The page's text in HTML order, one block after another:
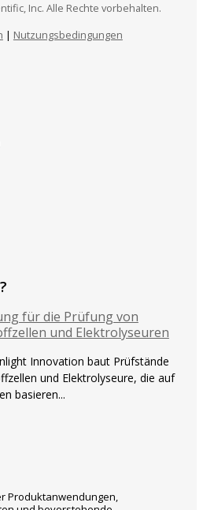
Inc. Alle Rechte vorbehalten.
| Nutzungsbedingungen
für die Prüfung von
und Elektrolyseuren
Innovation baut Prüfstände
und Elektrolyseure, die auf
basieren...
Produktanwendungen,